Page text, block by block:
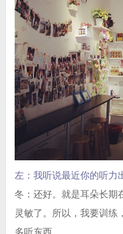
左：我听说最近你的听力
冬：还好。就是耳朵长期
灵敏了。所以，我要训练